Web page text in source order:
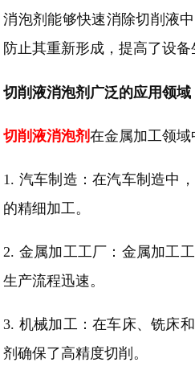
消泡剂能够快速消除切削液
防止其重新形成 ，提高了设备
切削液消泡剂广泛的应用领域
切削液消泡剂在金属加工领域
1. 汽车制造：在汽车制造中
的精细 加工。
2. 金属加工工厂：金属加工
生产流程迅速。
3. 机械加工：在车床、铣床
剂确保了高精度切削。